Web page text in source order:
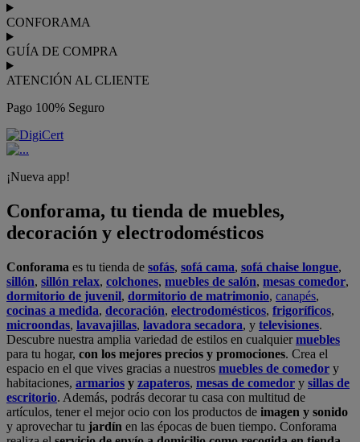
CONFORAMA
GUÍA DE COMPRA
ATENCIÓN AL CLIENTE
Pago 100% Seguro
¡Nueva app!
Conforama, tu tienda de muebles,
decoración y electrodomésticos
Conforama es tu tienda de sofás, sofá cama, sofá chaise longue,
sillón, sillón relax, colchones, muebles de salón, mesas comedor,
dormitorio de juvenil, dormitorio de matrimonio, canapés,
cocinas a medida, decoración, electrodomésticos, frigoríficos,
microondas, lavavajillas, lavadora secadora, y televisiones.
Descubre nuestra amplia variedad de estilos en cualquiermuebles
para tu hogar, con los mejores precios y promociones. Crea el
espacio en el que vives gracias a nuestros muebles de comedor y
habitaciones, armarios y zapateros, mesas de comedor y sillas de
escritorio. Además, podrás decorar tu casa con multitud de
artículos, tener el mejor ocio con los productos de imagen y sonido
y aprovechar tu jardín en las épocas de buen tiempo. Conforama